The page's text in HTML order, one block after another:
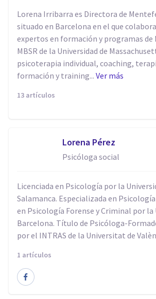
Lorena Irribarra es Directora de
situado en Barcelona en el que
expertos en formación y programas de
MBSR de la Universidad de
psicoterapia individual, coaching,
formación y training... Ver más
13 artículos
Lorena Pérez
Psicóloga social
Licenciada en Psicología por la
Salamanca. Especializada en
en Psicología Forense y Criminal por
Barcelona. Título de Psicóloga-
por el INTRAS de la Universitat de
1 artículos